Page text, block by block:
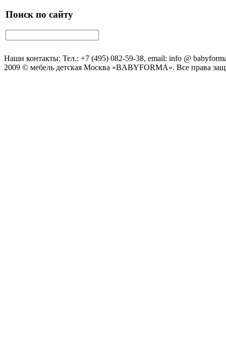
Поиск по сайту
Наши контакты: Тел.: +7 (495) 082-59-38, email: info @
2009 © мебель детская Москва «BABYFORMA». Все права